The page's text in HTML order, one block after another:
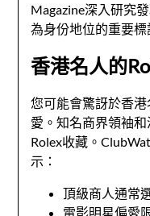
Magazine深入研究
為身份地位的重要標
香港名人的
您可能會驚訝於香
愛。知名商界領袖
Rolex收藏。
示：
頂級商人通常
電影明星偏愛